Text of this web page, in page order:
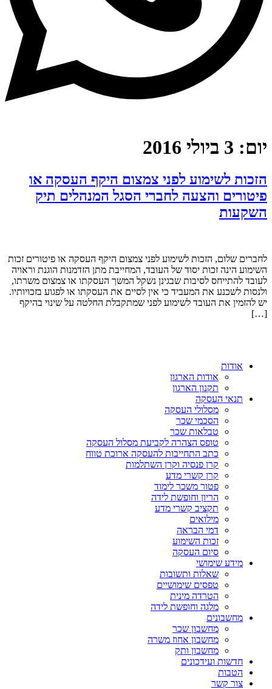
יום: 3 ביולי 2016
הזכות לשימוע לפני צמצום היקף העסקה או
פיטורים והצעה לחברי הסגל המנהלים תיק
השקעות
לחברים שלום, הזכות לשימוע לפני צמצום היקף העסקה או פיטורים זכות
השימוע הינה זכות יסוד של העובד, המחייבת מתן הזדמנות הוגנת וראויה
לעובד להתייחס לסיבות שבגינן נשקל המשך העסקתו או צמצום משרתו,
ולנסות לשכנע את המעביד כי אין לסיים את העסקתו או לפגוע בזכויותיו.
יש להזמין את העובד לשימוע לפני שמתקבלת החלטה על שינוי בהיקף
[…]
אודות
אודות הארגון
תקנון הארגון
תנאי העסקה
מסלולי העסקה
הסכמי שכר
טבלאות שכר
טופס הצהרה לקביעת מסלול העסקה
כתב התחייבות להעסקה ארוכת טווח
קרן פנסיה וקרן השתלמות
קרן קשרי מדע
פטור משכר לימוד
הריון וחופשת לידה
תקציב קשרי מדע
מילואים
דמי הבראה
זכות השימוע
סיום העסקה
מידע שימושי
שאלות ותשובות
טפסים שימושיים
הטרדה מינית
מלגה וחופשת לידה
מחשבונים
מחשבון שכר
מחשבון אחוז משרה
מחשבון ותק
חדשות ועידכונים
הטבות
צור קשר